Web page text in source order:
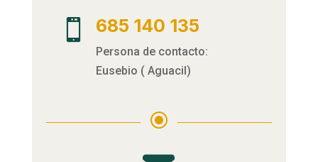
 685 140 135
Persona de contacto:
Eusebio ( Aguacil)
\